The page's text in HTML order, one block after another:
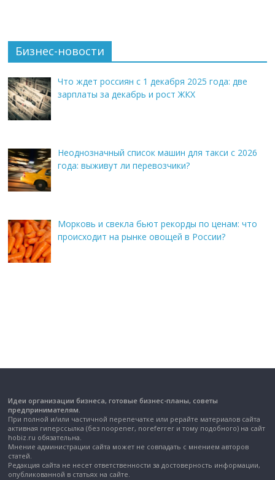
Бизнес-новости
Что ждет россиян с 1 декабря 2025 года: две
зарплаты за декабрь и рост ЖКХ
Неоднозначный список машин для такси с 2026
года: выживут ли перевозчики?
Морковь и свекла бьют рекорды по ценам: что
происходит на рынке овощей в России?
Идеи организации бизнеса, готовые бизнес-планы, советы
предпринимателям.
При полной и/или частичной перепечатке или рерайте материалов сайта
активная гиперссылка (без noopener, noreferrer и тому подобного) на сайт
hobiz.ru обязательна.
Мнение администрации сайта может не совпадать с мнением авторов
статей.
Редакция сайта не несет ответственности за достоверность информации,
опубликованной в статьях на сайте.